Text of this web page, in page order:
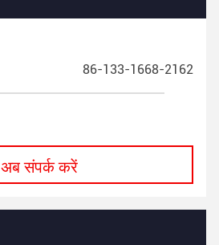
86-133-1668-2162
अब संपर्क करें